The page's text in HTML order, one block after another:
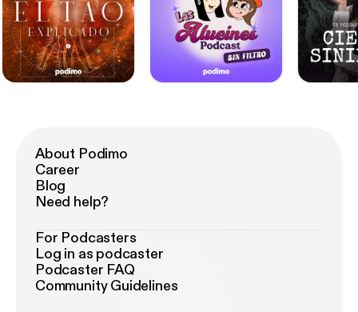
About Podimo
Career
Blog
Need help?
For Podcasters
Log in as podcaster
Podcaster FAQ
Community Guidelines